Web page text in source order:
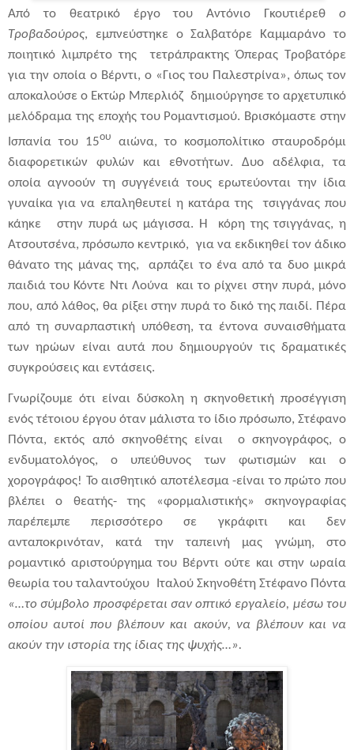
Από το θεατρικό έργο του Αντόνιο Γκουτιέρεθ ο
Τροβαδούρος, εμπνεύστηκε ο Σαλβατόρε Καμμαράνο το
ποιητικό λιμπρέτο της τετράπρακτης Όπερας Τροβατόρε
για την οποία ο Βέρντι, ο «Γιος του Παλεστρίνα», όπως τον
αποκαλούσε ο Εκτώρ Μπερλιόζ δημιούργησε το αρχετυπικό
μελόδραμα της εποχής του Ρομαντισμού. Βρισκόμαστε στην
Ισπανία του 15ου
αιώνα, το κοσμοπολίτικο σταυροδρόμι
διαφορετικών φυλών και εθνοτήτων. Δυο αδέλφια, τα
οποία αγνοούν τη συγγένειά τους ερωτεύονται την ίδια
γυναίκα για να επαληθευτεί η κατάρα της τσιγγάνας που
κάηκε στην πυρά ως μάγισσα. Η κόρη της τσιγγάνας, η
Ατσουτσένα, πρόσωπο κεντρικό, για να εκδικηθεί τον άδικο
θάνατο της μάνας της, αρπάζει το ένα από τα δυο μικρά
παιδιά του Κόντε Ντι Λούνα και το ρίχνει στην πυρά, μόνο
που, από λάθος, θα ρίξει στην πυρά το δικό της παιδί. Πέρα
από τη συναρπαστική υπόθεση, τα έντονα συναισθήματα
των ηρώων είναι αυτά που δημιουργούν τις δραματικές
συγκρούσεις και εντάσεις.
Γνωρίζουμε ότι είναι δύσκολη η σκηνοθετική προσέγγιση
ενός τέτοιου έργου όταν μάλιστα το ίδιο πρόσωπο, Στέφανο
Πόντα, εκτός από σκηνοθέτης είναι ο σκηνογράφος, ο
ενδυματολόγος, ο υπεύθυνος των φωτισμών και ο
χορογράφος! Το αισθητικό αποτέλεσμα -είναι το πρώτο που
βλέπει ο θεατής- της «φορμαλιστικής» σκηνογραφίας
παρέπεμπε περισσότερο σε γκράφιτι και δεν
ανταποκρινόταν, κατά την ταπεινή μας γνώμη, στο
ρομαντικό αριστούργημα του Βέρντι ούτε και στην ωραία
θεωρία του ταλαντούχου Ιταλού Σκηνοθέτη Στέφανο Πόντα
«…το σύμβολο προσφέρεται σαν οπτικό εργαλείο, μέσω του
οποίου αυτοί που βλέπουν και ακούν, να βλέπουν και να
ακούν την ιστορία της ίδιας της ψυχής…».